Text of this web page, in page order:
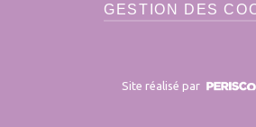
GESTION DES
Site réalisé par